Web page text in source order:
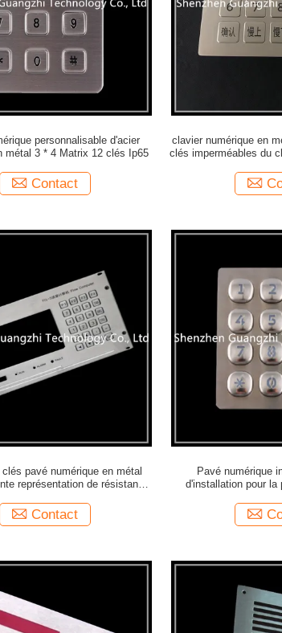
personnalisable d'acier
métal 3 * 4 Matrix 12 clés Ip65
Contact
clavier numérique en
clés imperméables du
pavé numérique en métal
représentation de résistant à
Contact
Pavé numérique
d'installation pour la